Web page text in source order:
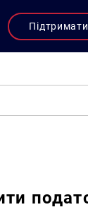
Підтримати